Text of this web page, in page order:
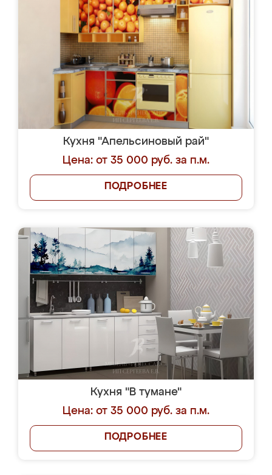
Кухня "Апельсиновый рай"
Цена: от 35 000 руб. за п.м.
ПОДРОБНЕЕ
Кухня "В тумане"
Цена: от 35 000 руб. за п.м.
ПОДРОБНЕЕ